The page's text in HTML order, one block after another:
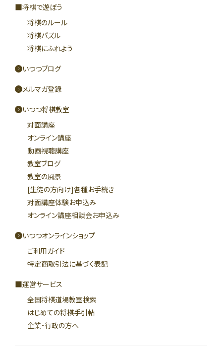
将棋で遊ぼう
将棋のルール
将棋パズル
将棋にふれよう
いつつブログ
メルマガ登録
いつつ将棋教室
対面講座
オンライン講座
動画視聴講座
教室ブログ
教室の風景
[生徒の方向け]各種お手続き
対面講座体験お申込み
オンライン講座相談会お申込み
いつつオンラインショップ
ご利用ガイド
特定商取引法に基づく表記
運営サービス
全国将棋道場教室検索
はじめての将棋手引帖
企業・行政の方へ